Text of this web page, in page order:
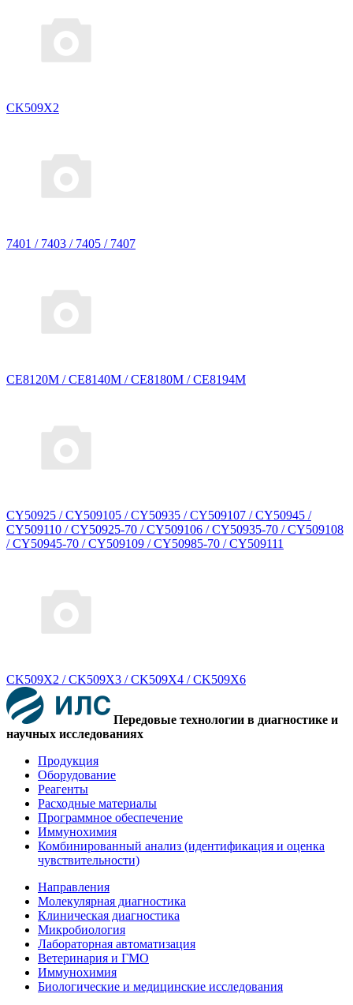
CK509X2
7401 / 7403 / 7405 / 7407
CE8120M / CE8140M / CE8180M / CE8194M
CY50925 / CY509105 / CY50935 / CY509107 / CY50945 /
CY509110 / CY50925-70 / CY509106 / CY50935-70 / CY509108
/ CY50945-70 / CY509109 / CY50985-70 / CY509111
CK509X2 / CK509X3 / CK509X4 / CK509X6
Передовые технологии в диагностике и
научных исследованиях
Продукция
Оборудование
Реагенты
Расходные материалы
Программное обеспечение
Иммунохимия
Комбинированный анализ (идентификация и оценка
чувствительности)
Направления
Молекулярная диагностика
Клиническая диагностика
Микробиология
Лабораторная автоматизация
Ветеринария и ГМО
Иммунохимия
Биологические и медицинские исследования